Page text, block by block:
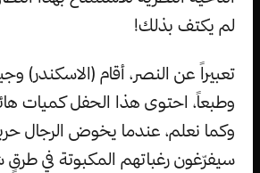
لم يكتف بذلك!
تعبيراً عن النصر، أقام (الاسكندر)
وطبعاً، احتوى هذا الحفل كميات
وكما نعلم، عندما يخوض الرجال
سيفرّغون رغباتهم المكبوتة في